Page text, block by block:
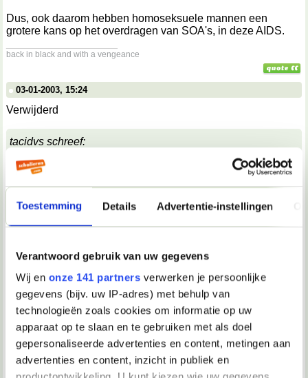
Toestemming Details Advertentie-instellingen
Verantwoord gebruik van uw gegevens
Wij en onze 141 partners verwerken je persoonlijke
gegevens (bijv. uw IP-adres) met behulp van
technologieën zoals cookies om informatie op uw
apparaat op te slaan en te gebruiken met als doel
gepersonaliseerde advertenties en content, metingen aan
advertenties en content, inzicht in publiek en
Dus, ook daarom hebben homoseksuele mannen een
grotere kans op het overdragen van SOA's, in deze AIDS.
back in black and with a vengeance
03-01-2003, 15:24
Verwijderd
tacidvs schreef:
anus is, in tegenstelling tot de vagina, niet bedoeld
voor seksueel contact. Bij penetratie gaat er eerder wat
stuk in de achteruitgang, waardoor er bloed met het
geslachtsdeel van de penetrerende partij in aanraking
komt. De penis van de penetrator loopt ook meer risico
op kleine wondjes, door schuren dan. Bloedcontact is
Dus, ook daarom hebben homoseksuele mannen een
grotere kans op het overdragen van SOA's, in deze
AIDS.
mee oneens.
Dat 'openhalen' zoals jij beschrijft zal toch wel meevallen?
Maargoed, misschien heb je er ervaring mee, dus daar
oordeel ik dan amar niet over